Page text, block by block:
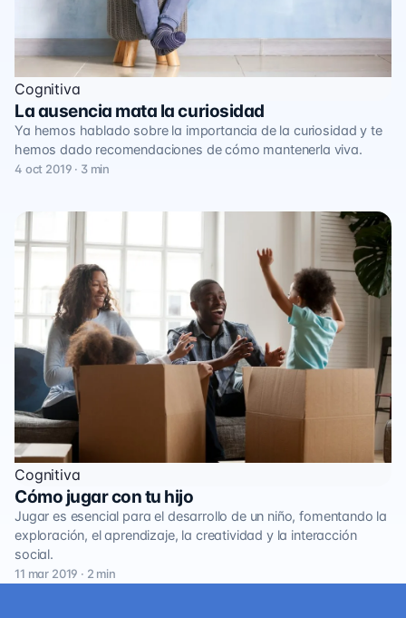
Cognitiva
La ausencia mata la curiosidad
Ya hemos hablado sobre la importancia de la curiosidad y te
hemos dado recomendaciones de cómo mantenerla viva.
4 oct 2019 · 3 min
Cognitiva
Cómo jugar con tu hijo
Jugar es esencial para el desarrollo de un niño, fomentando la
exploración, el aprendizaje, la creatividad y la interacción
social.
11 mar 2019 · 2 min